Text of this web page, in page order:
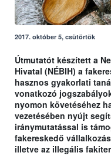
2017. október 5, csütörtök
Útmutatót készített a
Hivatal (NÉBIH) a
hasznos gyakorlati
vonatkozó
nyomon követéséhez
vezetésében nyújt
iránymutatással is
fakereskedő
illetve az illegális